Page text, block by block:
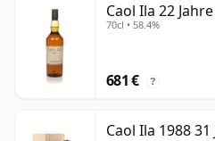
Caol Ila 22
70cl • 58.4%
681 € ?
Caol Ila 1988